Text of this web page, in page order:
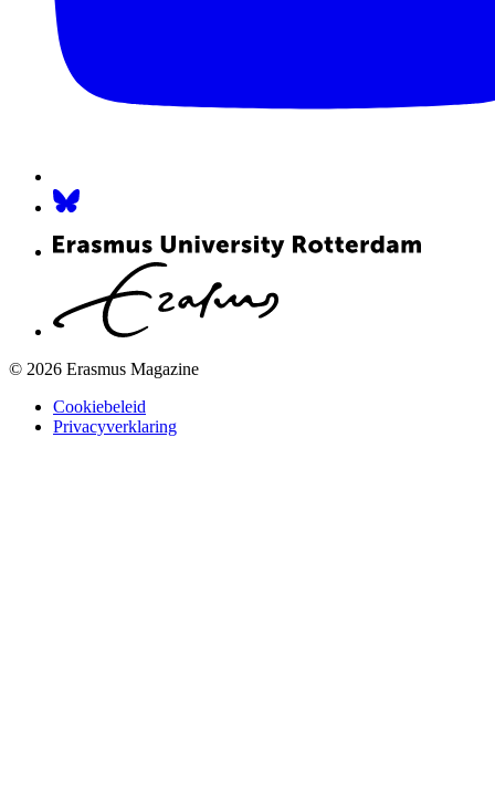
© 2026 Erasmus Magazine
Cookiebeleid
Privacyverklaring